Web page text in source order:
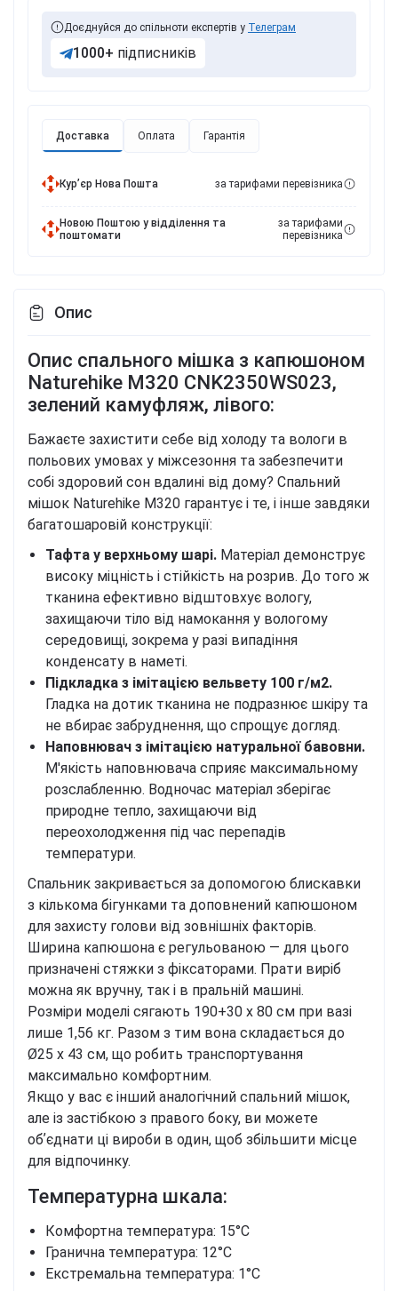
Доставка Оплата Гарантія
Курʼєр Нова Пошта за тарифами перевізника
Новою Поштою у відділення та
поштомати
за тарифами
перевізника
Доєднуйся до спільноти експертів у Телеграм
1000+ підписників
Опис
Опис спального мішка з капюшоном
Naturehike M320 CNK2350WS023,
зелений камуфляж, лівого:
Бажаєте захистити себе від холоду та вологи в
польових умовах у міжсезоння та забезпечити
собі здоровий сон вдалині від дому? Спальний
мішок Naturehike M320 гарантує і те, і інше завдяки
багатошаровій конструкції:
Тафта у верхньому шарі. Матеріал демонструє
високу міцність і стійкість на розрив. До того ж
тканина ефективно відштовхує вологу,
захищаючи тіло від намокання у вологому
середовищі, зокрема у разі випадіння
конденсату в наметі.
Підкладка з імітацією вельвету 100 г/м2.
Гладка на дотик тканина не подразнює шкіру та
не вбирає забруднення, що спрощує догляд.
Наповнювач з імітацією натуральної бавовни.
М'якість наповнювача сприяє максимальному
розслабленню. Водночас матеріал зберігає
природне тепло, захищаючи від
переохолодження під час перепадів
температури.
Спальник закривається за допомогою блискавки
з кількома бігунками та доповнений капюшоном
для захисту голови від зовнішніх факторів.
Ширина капюшона є регульованою — для цього
призначені стяжки з фіксаторами. Прати виріб
можна як вручну, так і в пральній машині.
Розміри моделі сягають 190+30 х 80 см при вазі
лише 1,56 кг. Разом з тим вона складається до
Ø25 х 43 см, що робить транспортування
максимально комфортним.
Якщо у вас є інший аналогічний спальний мішок,
але із застібкою з правого боку, ви можете
обʼєднати ці вироби в один, щоб збільшити місце
для відпочинку.
Температурна шкала:
Комфортна температура: 15°C
Гранична температура: 12°C
Екстремальна температура: 1°C